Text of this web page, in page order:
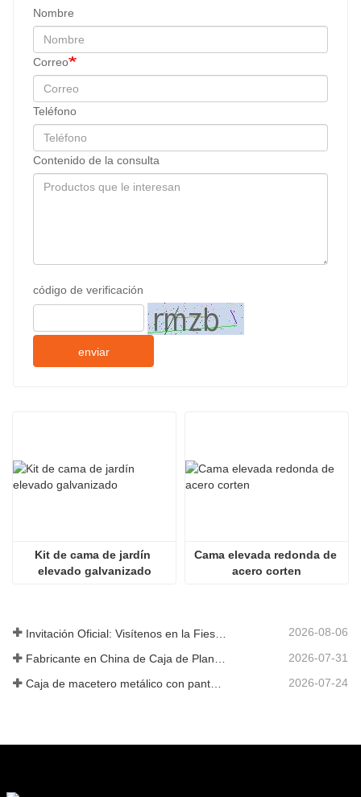
Nombre
Correo
Teléfono
Contenido de la consulta
código de verificación
enviar
Kit de cama de jardín
elevado galvanizado
Cama elevada redonda de
acero corten
2026-08-06
2026-07-31
2026-07-24